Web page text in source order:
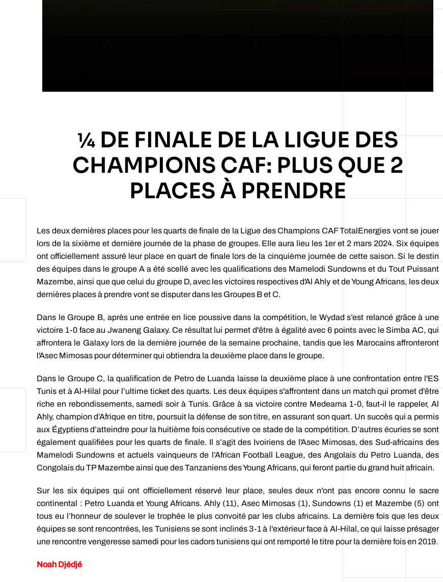
¼ DE FINALE DE LA LIGUE DES
CHAMPIONS CAF: PLUS QUE 2
PLACES À PRENDRE
Les deux dernières places pour les quarts de finale de la Ligue des Champions CAF TotalEnergies vont se jouer
lors de la sixième et dernière journée de la phase de groupes. Elle aura lieu les 1er et 2 mars 2024. Six équipes
ont officiellement assuré leur place en quart de finale lors de la cinquième journée de cette saison. Si le destin
des équipes dans le groupe A a été scellé avec les qualifications des Mamelodi Sundowns et du Tout Puissant
Mazembe, ainsi que que celui du groupe D, avec les victoires respectives d'Al Ahly et de Young Africans, les deux
dernières places à prendre vont se disputer dans les Groupes B et C.
Dans le Groupe B, après une entrée en lice poussive dans la compétition, le Wydad s’est relancé grâce à une
victoire 1-0 face au Jwaneng Galaxy. Ce résultat lui permet d'être à égalité avec 6 points avec le Simba AC, qui
affrontera le Galaxy lors de la dernière journée de la semaine prochaine, tandis que les Marocains affronteront
l'Asec Mimosas pour déterminer qui obtiendra la deuxième place dans le groupe.
Dans le Groupe C, la qualification de Petro de Luanda laisse la deuxième place à une confrontation entre l'ES
Tunis et à Al-Hilal pour l’ultime ticket des quarts. Les deux équipes s'affrontent dans un match qui promet d'être
riche en rebondissements, samedi soir à Tunis. Grâce à sa victoire contre Medeama 1-0, faut-il le rappeler, Al
Ahly, champion d’Afrique en titre, poursuit la défense de son titre, en assurant son quart. Un succès qui a permis
aux Égyptiens d’atteindre pour la huitième fois consécutive ce stade de la compétition. D’autres écuries se sont
également qualifiées pour les quarts de finale. Il s’agit des Ivoiriens de l'Asec Mimosas, des Sud-africains des
Mamelodi Sundowns et actuels vainqueurs de l’African Football League, des Angolais du Petro Luanda, des
Congolais du TP Mazembe ainsi que des Tanzaniens des Young Africans, qui feront partie du grand huit africain.
Sur les six équipes qui ont officiellement réservé leur place, seules deux n'ont pas encore connu le sacre
continental : Petro Luanda et Young Africans. Ahly (11), Asec Mimosas (1), Sundowns (1) et Mazembe (5) ont
tous eu l’honneur de soulever le trophée le plus convoité par les clubs africains. La dernière fois que les deux
équipes se sont rencontrées, les Tunisiens se sont inclinés 3-1 à l'extérieur face à Al-Hilal, ce qui laisse présager
une rencontre vengeresse samedi pour les cadors tunisiens qui ont remporté le titre pour la dernière fois en 2019.
Noah Djédjé